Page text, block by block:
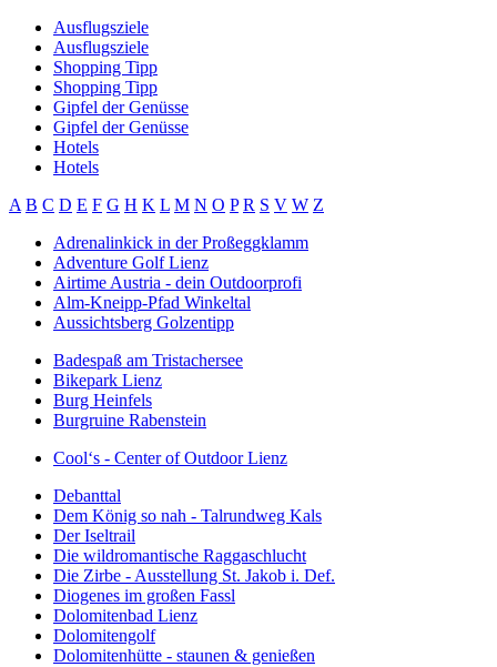
Ausflugsziele
Ausflugsziele
Shopping Tipp
Shopping Tipp
Gipfel der Genüsse
Gipfel der Genüsse
Hotels
Hotels
A B C D E F G H K L M N O P R S V W Z
Adrenalinkick in der Proßeggklamm
Adventure Golf Lienz
Airtime Austria - dein Outdoorprofi
Alm-Kneipp-Pfad Winkeltal
Aussichtsberg Golzentipp
Badespaß am Tristachersee
Bikepark Lienz
Burg Heinfels
Burgruine Rabenstein
Cool‘s - Center of Outdoor Lienz
Debanttal
Dem König so nah - Talrundweg Kals
Der Iseltrail
Die wildromantische Raggaschlucht
Die Zirbe - Ausstellung St. Jakob i. Def.
Diogenes im großen Fassl
Dolomitenbad Lienz
Dolomitengolf
Dolomitenhütte - staunen & genießen